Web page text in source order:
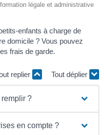
légale et administrative
enfants à charge de
domicile ? Vous pouvez
frais de garde.
replier Tout déplier
?
en compte ?